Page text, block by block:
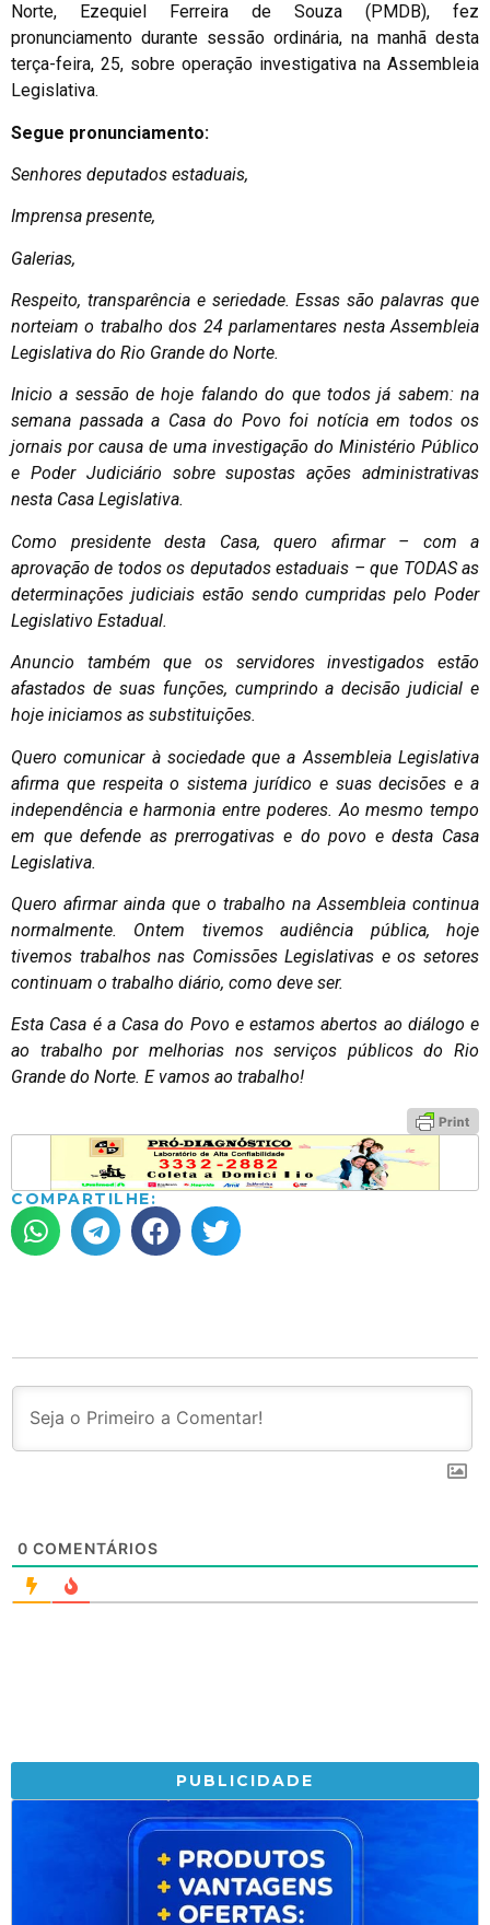
Norte, Ezequiel Ferreira de Souza (PMDB), fez
pronunciamento durante sessão ordinária, na manhã desta
terça-feira, 25, sobre operação investigativa na Assembleia
Legislativa.
Segue pronunciamento:
Senhores deputados estaduais,
Imprensa presente,
Galerias,
Respeito, transparência e seriedade. Essas são palavras que
norteiam o trabalho dos 24 parlamentares nesta Assembleia
Legislativa do Rio Grande do Norte.
Inicio a sessão de hoje falando do que todos já sabem: na
semana passada a Casa do Povo foi notícia em todos os
jornais por causa de uma investigação do Ministério Público
e Poder Judiciário sobre supostas ações administrativas
nesta Casa Legislativa.
Como presidente desta Casa, quero afirmar – com a
aprovação de todos os deputados estaduais – que TODAS as
determinações judiciais estão sendo cumpridas pelo Poder
Legislativo Estadual.
Anuncio também que os servidores investigados estão
afastados de suas funções, cumprindo a decisão judicial e
hoje iniciamos as substituições.
Quero comunicar à sociedade que a Assembleia Legislativa
afirma que respeita o sistema jurídico e suas decisões e a
independência e harmonia entre poderes. Ao mesmo tempo
em que defende as prerrogativas e do povo e desta Casa
Legislativa.
Quero afirmar ainda que o trabalho na Assembleia continua
normalmente. Ontem tivemos audiência pública, hoje
tivemos trabalhos nas Comissões Legislativas e os setores
continuam o trabalho diário, como deve ser.
Esta Casa é a Casa do Povo e estamos abertos ao diálogo e
ao trabalho por melhorias nos serviços públicos do Rio
Grande do Norte. E vamos ao trabalho!
COMPARTILHE:
0 COMENTÁRIOS
PUBLICIDADE